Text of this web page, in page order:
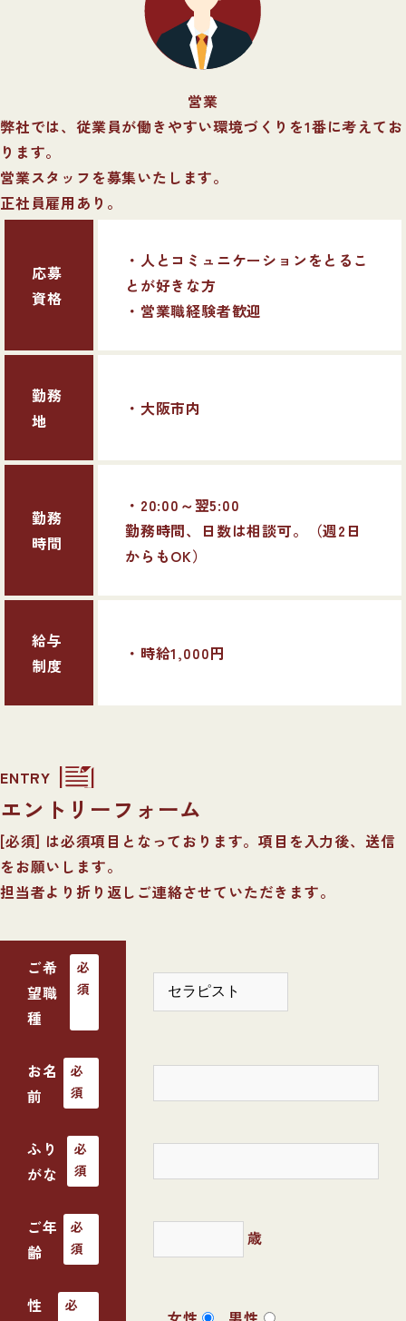
営業
弊社では、従業員が働きやすい環境づくりを1番に考えてお
ります。
営業スタッフを募集いたします。
正社員雇用あり。
応募
資格
・人とコミュニケーションをとるこ
とが好きな方
・営業職経験者歓迎
勤務
地
・大阪市内
勤務
時間
・20:00～翌5:00
勤務時間、日数は相談可。（週2日
からもOK）
給与
制度
・時給1,000円
ENTRY
エントリーフォーム
[必須] は必須項目となっております。項目を入力後、送信
をお願いします。
担当者より折り返しご連絡させていただきます。
ご希
望職
種
必
須
お名
前
必
須
ふり
がな
必
須
ご年
齢
必
須
歳
性
必